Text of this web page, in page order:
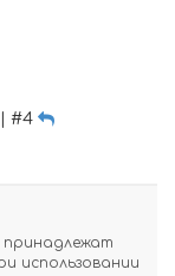
| #4
принадлежат
использовании